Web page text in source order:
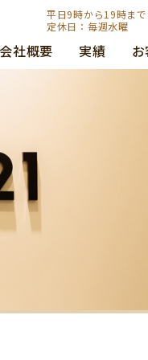
平日9時から19時まで
定休日：毎週水曜
会社概要 実績